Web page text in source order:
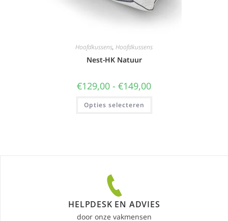
Hoofdkussens, Hoofdkussens
Nest-HK Natuur
€129,00 - €149,00
Opties selecteren
HELPDESK EN ADVIES
door onze vakmensen